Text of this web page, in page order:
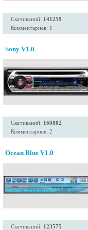
Скачиваний: 141259
Комментариев: 1
Sony V1.0
Скачиваний: 160802
Комментариев: 2
Ocean Blue V1.0
Скачиваний: 123575